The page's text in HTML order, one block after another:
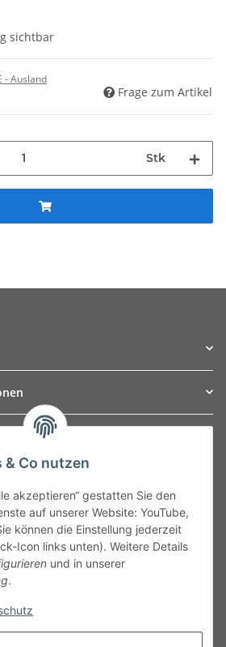
sichtbar
- Ausland
Frage zum Artikel
Stk
& Co nutzen
akzeptieren“ gestatten Sie den
auf unserer Website: YouTube,
können die Einstellung jederzeit
Icon links unten). Weitere Details
und in unserer
.